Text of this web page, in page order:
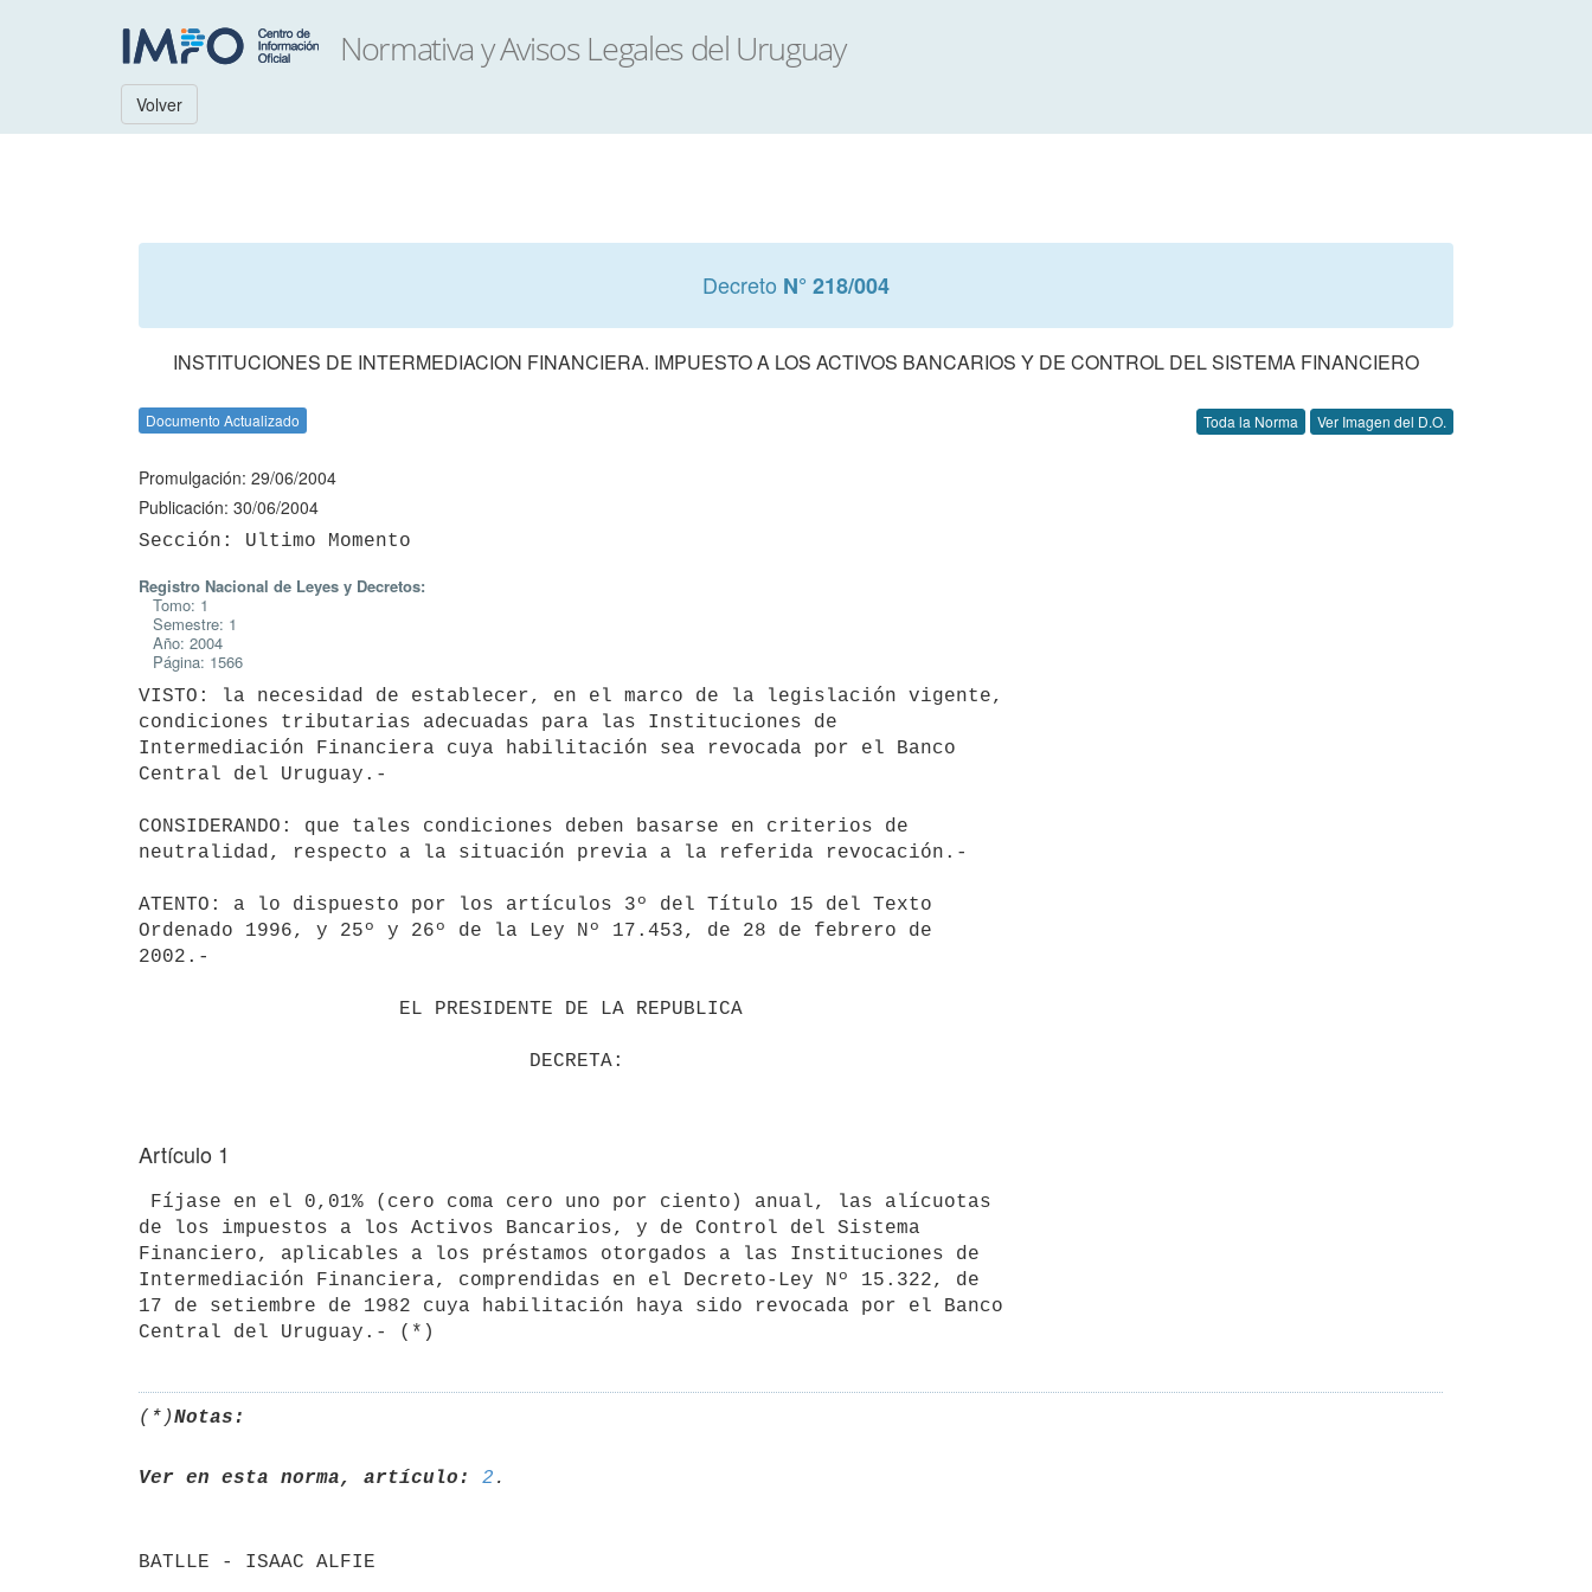
Volver
Decreto N° 218/004
INSTITUCIONES DE INTERMEDIACION FINANCIERA. IMPUESTO A LOS ACTIVOS BANCARIOS Y DE CONTROL DEL SISTEMA FINANCIERO
Documento Actualizado Toda la Norma Ver Imagen del D.O.
Promulgación: 29/06/2004
Publicación: 30/06/2004
Registro Nacional de Leyes y Decretos:
Tomo: 1
Semestre: 1
Año: 2004
Página: 1566
VISTO: la necesidad de establecer, en el marco de la legislación vigente,
condiciones tributarias adecuadas para las Instituciones de
Intermediación Financiera cuya habilitación sea revocada por el Banco
Central del Uruguay.-
CONSIDERANDO: que tales condiciones deben basarse en criterios de
neutralidad, respecto a la situación previa a la referida revocación.-
ATENTO: a lo dispuesto por los artículos 3º del Título 15 del Texto
Ordenado 1996, y 25º y 26º de la Ley Nº 17.453, de 28 de febrero de
2002.-
Artículo 1
de los impuestos a los Activos Bancarios, y de Control del Sistema
Financiero, aplicables a los préstamos otorgados a las Instituciones de
Intermediación Financiera, comprendidas en el Decreto-Ley Nº 15.322, de
17 de setiembre de 1982 cuya habilitación haya sido revocada por el Banco
(*)Notas:
Ver en esta norma, artículo: 2